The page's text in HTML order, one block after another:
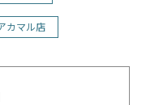
カマル店